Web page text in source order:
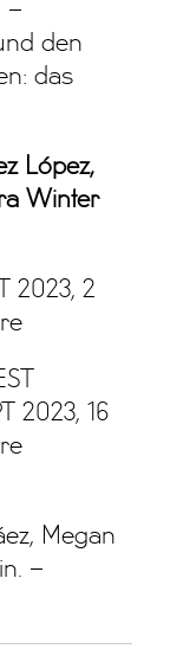
–
den
das
López,
Winter
2023, 2
2023, 16
Megan
–